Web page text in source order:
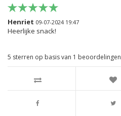
Henriet 09-07-2024 19:47
Heerlijke snack!
5 sterren op basis van 1 beoordelingen